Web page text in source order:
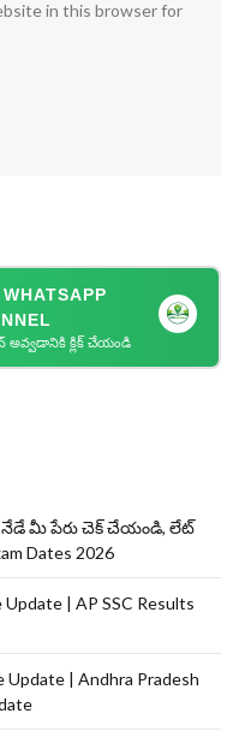
in this browser for
క్లిక్ చేయండి
నేడే మీ పేరు చెక్ చేయండి, లేట్
Dates 2026
| AP SSC Results
Update | Andhra Pradesh